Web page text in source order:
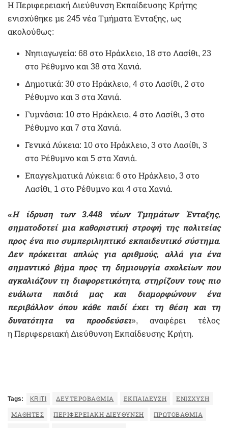
Η Περιφερειακή Διεύθυνση Εκπαίδευσης Κρήτης
ενισχύθηκε με 245 νέα Τμήματα Ένταξης, ως
ακολούθως:
Νηπιαγωγεία: 68 στο Ηράκλειο, 18 στο Λασίθι, 23
στο Ρέθυμνο και 38 στα Χανιά.
Δημοτικά: 30 στο Ηράκλειο, 4 στο Λασίθι, 2 στο
Ρέθυμνο και 3 στα Χανιά.
Γυμνάσια: 10 στο Ηράκλειο, 4 στο Λασίθι, 3 στο
Ρέθυμνο και 7 στα Χανιά.
Γενικά Λύκεια: 10 στο Ηράκλειο, 3 στο Λασίθι, 3
στο Ρέθυμνο και 5 στα Χανιά.
Επαγγελματικά Λύκεια: 6 στο Ηράκλειο, 3 στο
Λασίθι, 1 στο Ρέθυμνο και 4 στα Χανιά.
«Η ίδρυση των 3.448 νέων Τμημάτων Ένταξης,
σηματοδοτεί μια καθοριστική στροφή της πολιτείας
προς ένα πιο συμπεριληπτικό εκπαιδευτικό σύστημα.
Δεν πρόκειται απλώς για αριθμούς, αλλά για ένα
σημαντικό βήμα προς τη δημιουργία σχολείων που
αγκαλιάζουν τη διαφορετικότητα, στηρίζουν τους πιο
ευάλωτα παιδιά μας και διαμορφώνουν ένα
περιβάλλον όπου κάθε παιδί έχει τη θέση και τη
δυνατότητα να προοδεύσει», αναφέρει τέλος
η Περιφερειακή Διεύθυνση Εκπαίδευσης Κρήτη.
Tags: KRITI ΔΕΥΤΕΡΟΒΆΘΜΙΑ ΕΚΠΑΊΔΕΥΣΗ ΕΝΊΣΧΥΣΗ
ΜΑΘΗΤΈΣ ΠΕΡΙΦΕΡΕΙΑΚΗ ΔΙΕΥΘΥΝΣΗ ΠΡΩΤΟΒΆΘΜΙΑ